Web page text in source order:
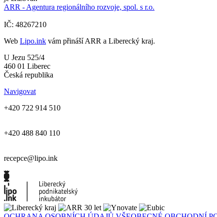
ARR - Agentura regionálního rozvoje, spol. s r.o.
IČ: 48267210
Web Lipo.ink vám přináší ARR a Liberecký kraj.
U Jezu 525/4
460 01 Liberec
Česká republika
Navigovat
+420 722 914 510
+420 488 840 110
recepce@lipo.ink